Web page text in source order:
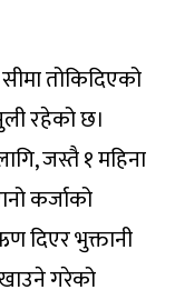
तोकिदिएको
रहेको छ।
जस्तै १ महिना
कर्जाको
दिएर भुक्तानी
गरेको